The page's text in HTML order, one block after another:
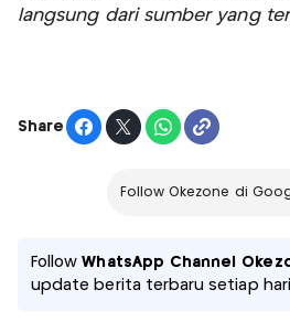
langsung dari sumber yang
Share
Follow Okezone di
FollowWhatsApp Channel
update berita terbaru setiap hari